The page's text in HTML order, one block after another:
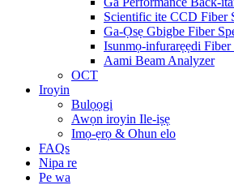
Scientific ite CCD Fiber
Ga-Ọsẹ Gbigbe Fiber
Isunmọ-infurarẹẹdi Fiber
Aami Beam Analyzer
OCT
Iroyin
Bulọọgi
Awọn iroyin Ile-iṣẹ
Imọ-ẹrọ & Ohun elo
FAQs
Nipa re
Pe wa